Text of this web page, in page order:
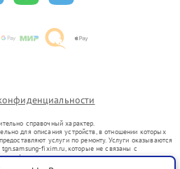
справочный характер.
для описания устройств, в отношении которых
услуги по ремонту. Услуги оказываются
fixim.ru, которые не связаны с
их официальными представителями.
введенных в гражданский оборот в соответствии